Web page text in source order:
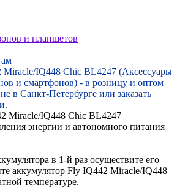
IQ448 Chic BL4247 (Аксессуары
и смартфонов) - в розницу и оптом
в Санкт-Петербурге или заказать
Miracle/IQ448 Chic BL4247
энергии и автономного питания
в 1-й раз осуществите его
аккумулятор Fly IQ442 Miracle/IQ448
температуре.